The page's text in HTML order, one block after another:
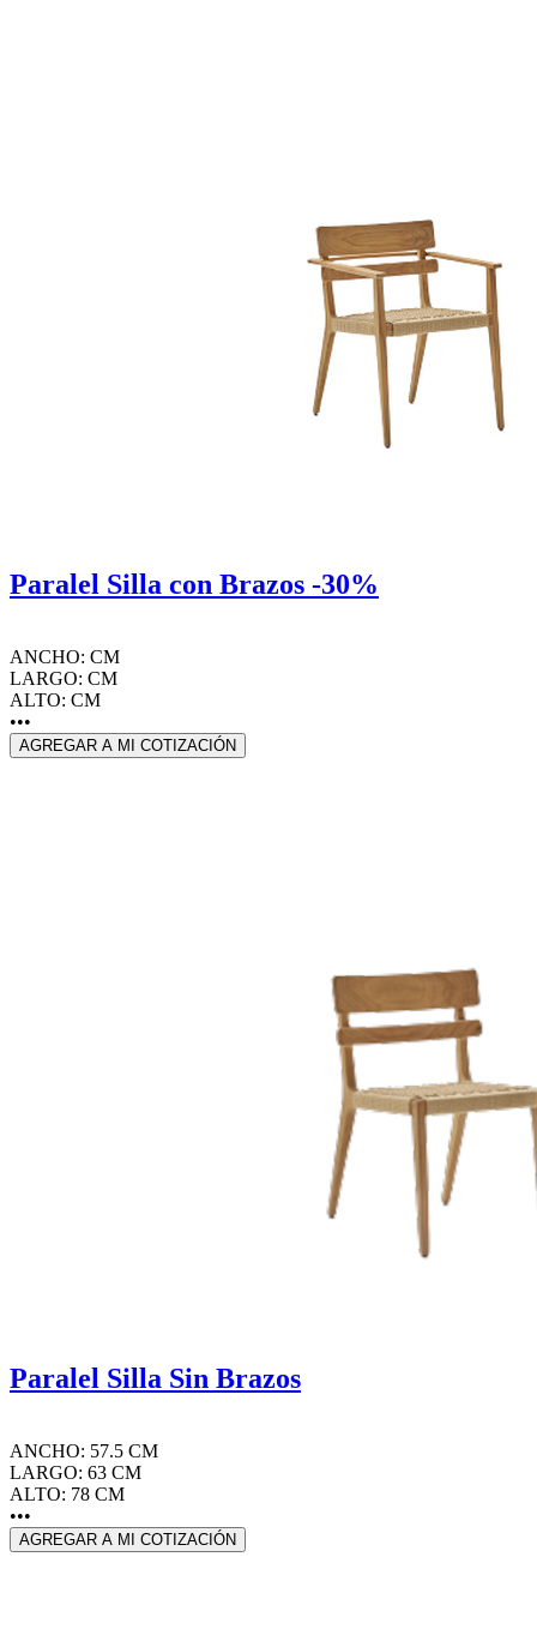
Paralel Silla con Brazos -30%
ANCHO: CM
LARGO: CM
ALTO: CM
•••
AGREGAR A MI COTIZACIÓN
Paralel Silla Sin Brazos
ANCHO: 57.5 CM
LARGO: 63 CM
ALTO: 78 CM
•••
AGREGAR A MI COTIZACIÓN